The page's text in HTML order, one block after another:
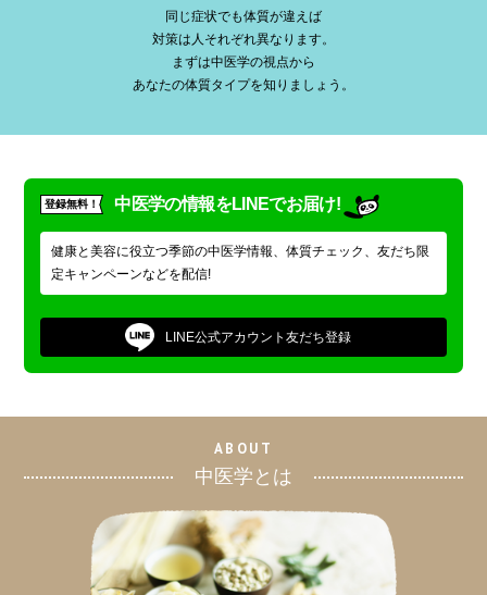
同じ症状でも体質が違えば
対策は人それぞれ異なります。
まずは中医学の視点から
あなたの体質タイプを知りましょう。
登録無料！ 中医学の情報をLINEでお届け!
健康と美容に役立つ季節の中医学情報、体質チェック、友だち限
定キャンペーンなどを配信!
LINE公式アカウント友だち登録
ABOUT
中医学とは